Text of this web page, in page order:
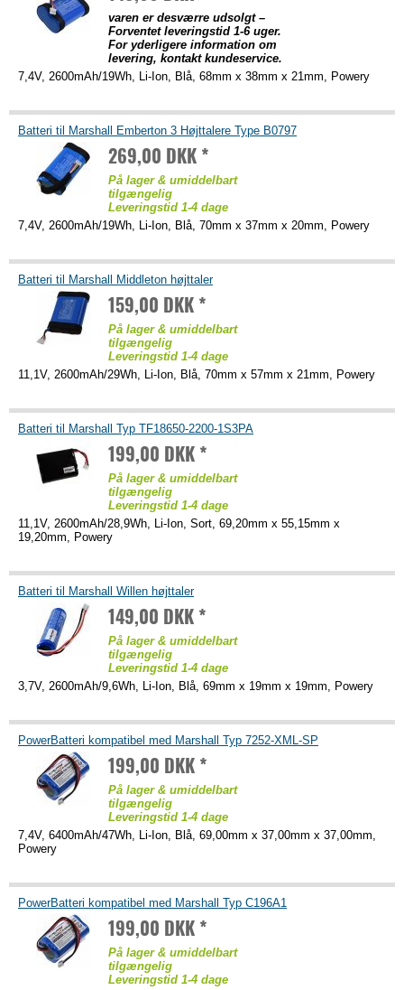
varen er desværre udsolgt –
Forventet leveringstid 1-6 uger.
For yderligere information om
levering, kontakt kundeservice.
7,4V, 2600mAh/19Wh, Li-Ion, Blå, 68mm x 38mm x 21mm, Powery
Batteri til Marshall Emberton 3 Højttalere Type B0797
269,00 DKK *
På lager & umiddelbart
tilgængelig
Leveringstid 1-4 dage
7,4V, 2600mAh/19Wh, Li-Ion, Blå, 70mm x 37mm x 20mm, Powery
Batteri til Marshall Middleton højttaler
159,00 DKK *
På lager & umiddelbart
tilgængelig
Leveringstid 1-4 dage
11,1V, 2600mAh/29Wh, Li-Ion, Blå, 70mm x 57mm x 21mm, Powery
Batteri til Marshall Typ TF18650-2200-1S3PA
199,00 DKK *
På lager & umiddelbart
tilgængelig
Leveringstid 1-4 dage
11,1V, 2600mAh/28,9Wh, Li-Ion, Sort, 69,20mm x 55,15mm x
19,20mm, Powery
Batteri til Marshall Willen højttaler
149,00 DKK *
På lager & umiddelbart
tilgængelig
Leveringstid 1-4 dage
3,7V, 2600mAh/9,6Wh, Li-Ion, Blå, 69mm x 19mm x 19mm, Powery
PowerBatteri kompatibel med Marshall Typ 7252-XML-SP
199,00 DKK *
På lager & umiddelbart
tilgængelig
Leveringstid 1-4 dage
7,4V, 6400mAh/47Wh, Li-Ion, Blå, 69,00mm x 37,00mm x 37,00mm,
Powery
PowerBatteri kompatibel med Marshall Typ C196A1
199,00 DKK *
På lager & umiddelbart
tilgængelig
Leveringstid 1-4 dage